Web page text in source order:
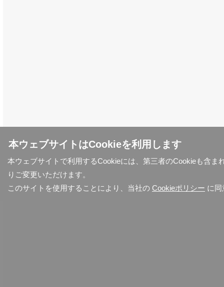
本ウェブサイトはCookieを利用します
本ウェブサイトで利用するCookieには、第三者のCookieも含
りご変更いただけます。
このサイトを使用することにより、当社の Cookieポリシー に